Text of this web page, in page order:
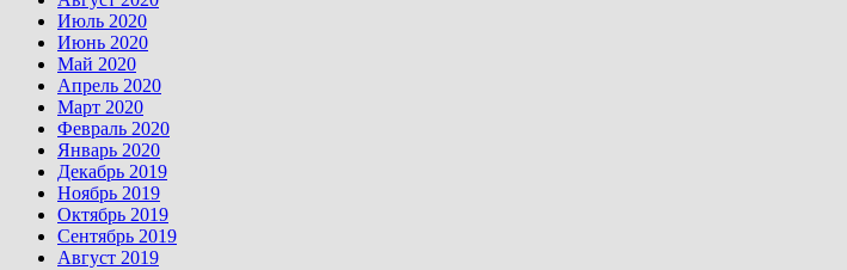
Июль 2020
Июнь 2020
Май 2020
Апрель 2020
Март 2020
Февраль 2020
Январь 2020
Декабрь 2019
Ноябрь 2019
Октябрь 2019
Сентябрь 2019
Август 2019